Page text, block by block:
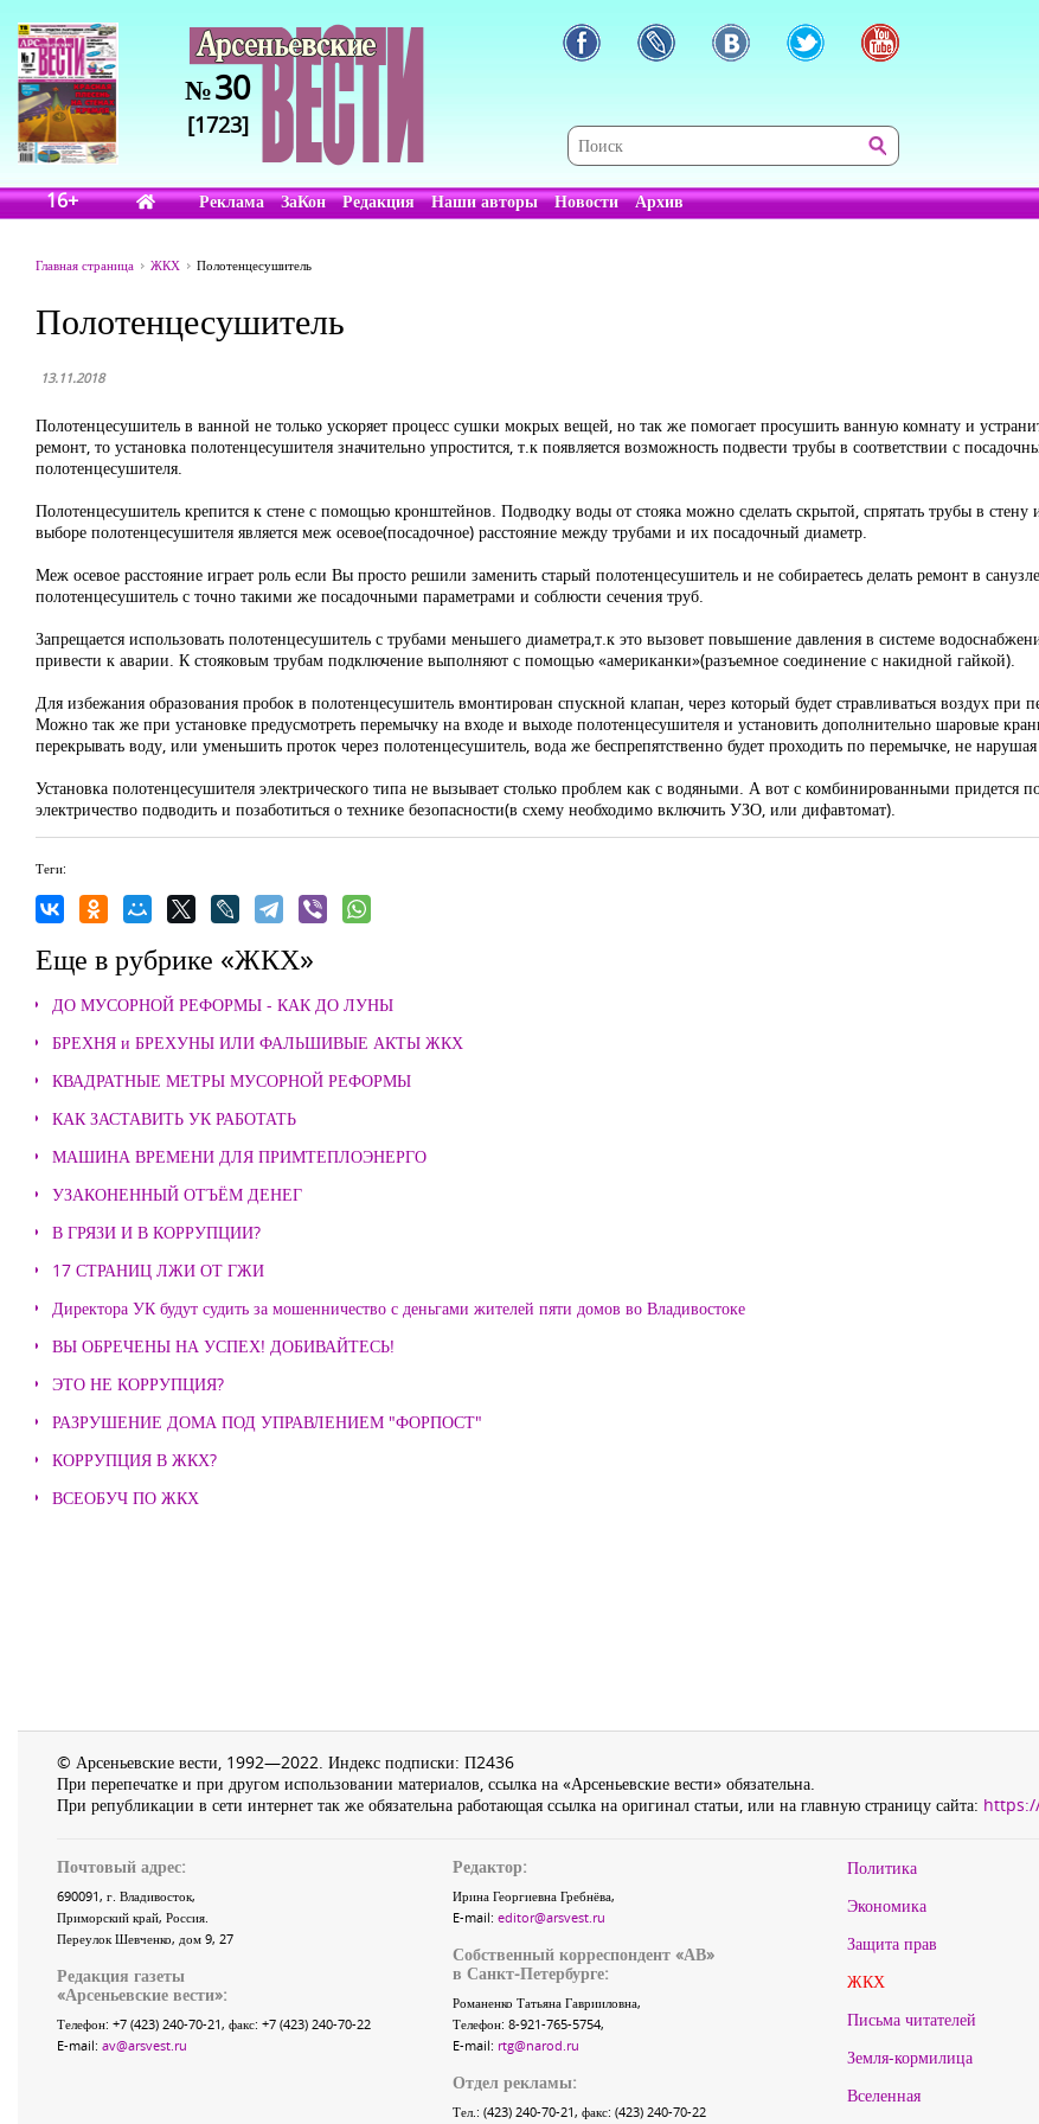
№30
[1723]
16+ Реклама ЗаКон Редакция Наши авторы Новости Архив
Главная страница ЖКХ Полотенцесушитель
Полотенцесушитель
13.11.2018
Полотенцесушитель в ванной не только ускоряет процесс сушки мокрых вещей, но так же помогает просушить ванную комнату и
ремонт, то установка полотенцесушителя значительно упростится, т.к появляется возможность подвести трубы в соответствии с
полотенцесушителя.
Полотенцесушитель крепится к стене с помощью кронштейнов. Подводку воды от стояка можно сделать скрытой, спрятать трубы в
выборе полотенцесушителя является меж осевое(посадочное) расстояние между трубами и их посадочный диаметр.
Меж осевое расстояние играет роль если Вы просто решили заменить старый полотенцесушитель и не собираетесь делать ремонт в
полотенцесушитель с точно такими же посадочными параметрами и соблюсти сечения труб.
Запрещается использовать полотенцесушитель с трубами меньшего диаметра,т.к это вызовет повышение давления в системе
привести к аварии. К стояковым трубам подключение выполняют с помощью «американки»(разъемное соединение с накидной гайкой).
Для избежания образования пробок в полотенцесушитель вмонтирован спускной клапан, через который будет стравливаться воздух при
Можно так же при установке предусмотреть перемычку на входе и выходе полотенцесушителя и установить дополнительно шаровые
перекрывать воду, или уменьшить проток через полотенцесушитель, вода же беспрепятственно будет проходить по перемычке, не
Установка полотенцесушителя электрического типа не вызывает столько проблем как с водяными. А вот с комбинированными придется
электричество подводить и позаботиться о технике безопасности(в схему необходимо включить УЗО, или дифавтомат).
Теги:
Еще в рубрике «ЖКХ»
ДО МУСОРНОЙ РЕФОРМЫ - КАК ДО ЛУНЫ
БРЕХНЯ и БРЕХУНЫ ИЛИ ФАЛЬШИВЫЕ АКТЫ ЖКХ
КВАДРАТНЫЕ МЕТРЫ МУСОРНОЙ РЕФОРМЫ
КАК ЗАСТАВИТЬ УК РАБОТАТЬ
МАШИНА ВРЕМЕНИ ДЛЯ ПРИМТЕПЛОЭНЕРГО
УЗАКОНЕННЫЙ ОТЪЁМ ДЕНЕГ
В ГРЯЗИ И В КОРРУПЦИИ?
17 СТРАНИЦ ЛЖИ ОТ ГЖИ
Директора УК будут судить за мошенничество с деньгами жителей пяти домов во Владивостоке
ВЫ ОБРЕЧЕНЫ НА УСПЕХ! ДОБИВАЙТЕСЬ!
ЭТО НЕ КОРРУПЦИЯ?
РАЗРУШЕНИЕ ДОМА ПОД УПРАВЛЕНИЕМ "ФОРПОСТ"
КОРРУПЦИЯ В ЖКХ?
ВСЕОБУЧ ПО ЖКХ
© Арсеньевские вести, 1992—2022. Индекс подписки: П2436
При перепечатке и при другом использовании материалов, ссылка на «Арсеньевские вести» обязательна.
При републикации в сети интернет так же обязательна работающая ссылка на оригинал статьи, или на главную страницу сайта:
Почтовый адрес:
690091, г. Владивосток,
Приморский край, Россия.
Переулок Шевченко, дом 9, 27
Редакция газеты
«Арсеньевские вести»:
Телефон: +7 (423) 240-70-21, факс: +7 (423) 240-70-22
E-mail: av@arsvest.ru
Редактор:
Ирина Георгиевна Гребнёва,
E-mail: editor@arsvest.ru
Собственный корреспондент «АВ»
в Санкт-Петербурге:
Романенко Татьяна Гаврииловна,
Телефон: 8-921-765-5754,
E-mail: rtg@narod.ru
Отдел рекламы:
Тел.: (423) 240-70-21, факс: (423) 240-70-22
Политика
Экономика
Защита прав
ЖКХ
Письма читателей
Земля-кормилица
Вселенная